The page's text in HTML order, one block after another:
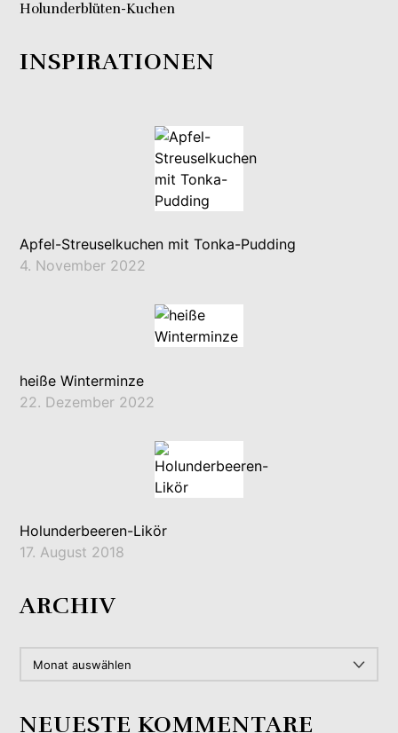
Holunderblüten-Kuchen
INSPIRATIONEN
Apfel-Streuselkuchen mit Tonka-Pudding
4. November 2022
heiße Winterminze
22. Dezember 2022
Holunderbeeren-Likör
17. August 2018
ARCHIV
NEUESTE KOMMENTARE